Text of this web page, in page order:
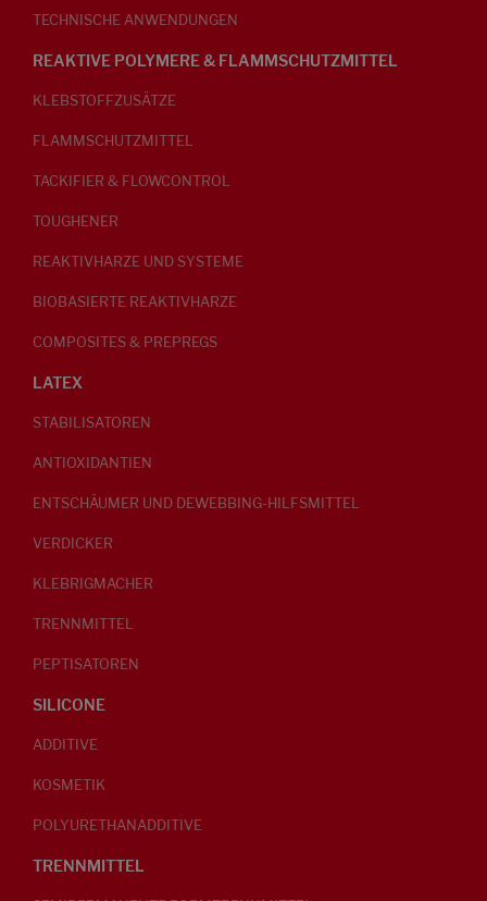
TECHNISCHE ANWENDUNGEN
REAKTIVE POLYMERE & FLAMMSCHUTZMITTEL
KLEBSTOFFZUSÄTZE
FLAMMSCHUTZMITTEL
TACKIFIER & FLOWCONTROL
TOUGHENER
REAKTIVHARZE UND SYSTEME
BIOBASIERTE REAKTIVHARZE
COMPOSITES & PREPREGS
LATEX
STABILISATOREN
ANTIOXIDANTIEN
ENTSCHÄUMER UND DEWEBBING-HILFSMITTEL
VERDICKER
KLEBRIGMACHER
TRENNMITTEL
PEPTISATOREN
SILICONE
ADDITIVE
KOSMETIK
POLYURETHANADDITIVE
TRENNMITTEL